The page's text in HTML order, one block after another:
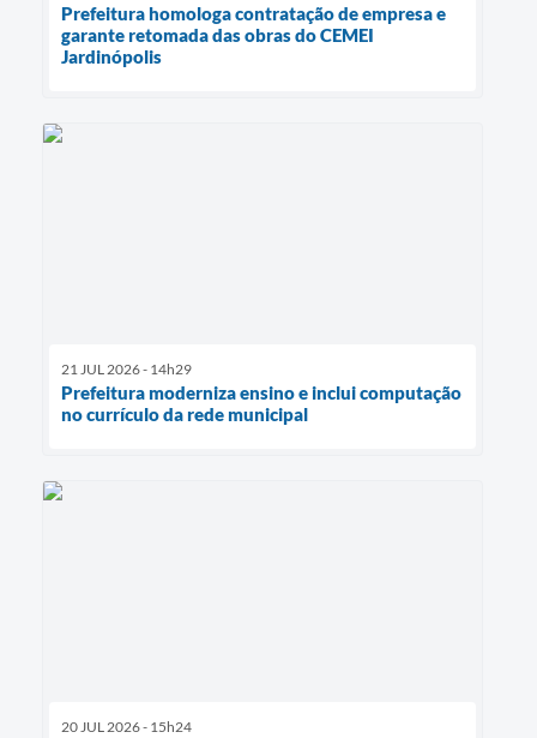
Prefeitura homologa contratação de empresa e
garante retomada das obras do CEMEI
Jardinópolis
21 JUL 2026 - 14h29
Prefeitura moderniza ensino e inclui computação
no currículo da rede municipal
20 JUL 2026 - 15h24